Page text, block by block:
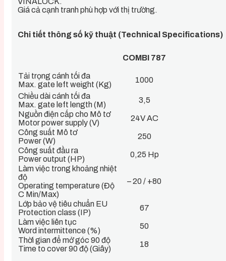
Giá cả cạnh tranh phù hợp với thị trường.
Chi tiết thông số kỹ thuật (Technical Specifications)
COMBI 787
Tải trọng cánh tối đa
Max. gate left weight (Kg)
1000
Chiều dài cánh tối đa
Max. gate left length (M)
3,5
Nguồn điện cấp cho Mô tơ
Motor power supply (V)
24V AC
Công suất Mô tơ
Power (W)
250
Công suất đầu ra
Power output (HP)
0,25 Hp
Làm việc trong khoảng nhiệt
độ
Operating temperature (Độ
C Min/Max)
– 20 / +80
Lớp bảo vệ tiêu chuẩn EU
Protection class (IP)
67
Làm việc liên tục
Word intermittence (%)
50
Thời gian để mở góc 90 độ
Time to cover 90 độ (Giây)
18